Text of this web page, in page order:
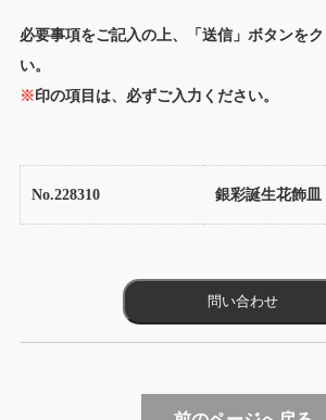
必要事項をご記入の上、「送信」ボタンを
い。
※印の項目は、必ずご入力ください。
No.228310 銀彩誕生花飾皿